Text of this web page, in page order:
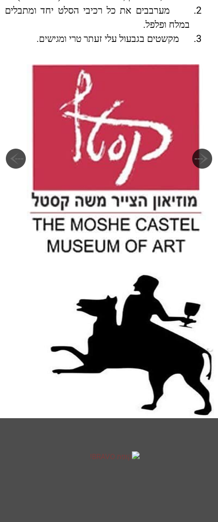
2.
מערבבים את כל רכיבי הסלט יחד ומתבלים
במלח ופלפל.
3. מקשטים בגבעול עלי זעתר טרי ומגישים.